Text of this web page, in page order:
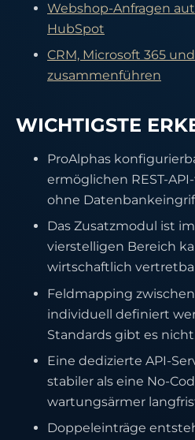
Webshop-Anfragen
HubSpot
CRM, Microsoft 365
zusammenführen
WICHTIGSTE
ProAlphas
ermöglichen REST-
ohne
Das Zusatzmodul ist
vierstelligen Bereich
wirtschaftlich
Feldmapping
individuell definiert
Standards gibt es
Eine dedizierte API-
stabiler als eine No-
wartungsärmer
Doppeleinträge